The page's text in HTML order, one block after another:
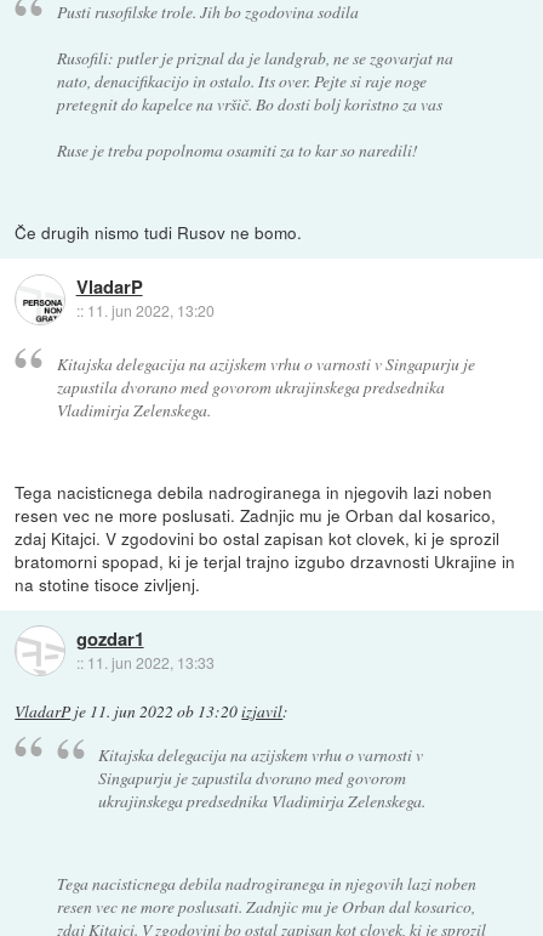
Pusti rusofilske trole. Jih bo zgodovina sodila
Rusofili: putler je priznal da je landgrab, ne se zgovarjat na
nato, denacifikacijo in ostalo. Its over. Pejte si raje noge
pretegnit do kapelce na vršič. Bo dosti bolj koristno za vas
Ruse je treba popolnoma osamiti za to kar so naredili!
Če drugih nismo tudi Rusov ne bomo.
VladarP
:: 11. jun 2022, 13:20
Kitajska delegacija na azijskem vrhu o varnosti v Singapurju je
zapustila dvorano med govorom ukrajinskega predsednika
Vladimirja Zelenskega.
Tega nacisticnega debila nadrogiranega in njegovih lazi noben
resen vec ne more poslusati. Zadnjic mu je Orban dal kosarico,
zdaj Kitajci. V zgodovini bo ostal zapisan kot clovek, ki je sprozil
bratomorni spopad, ki je terjal trajno izgubo drzavnosti Ukrajine in
na stotine tisoce zivljenj.
gozdar1
:: 11. jun 2022, 13:33
VladarP je 11. jun 2022 ob 13:20izjavil:
Kitajska delegacija na azijskem vrhu o varnosti v
Singapurju je zapustila dvorano med govorom
ukrajinskega predsednika Vladimirja Zelenskega.
Tega nacisticnega debila nadrogiranega in njegovih lazi noben
resen vec ne more poslusati. Zadnjic mu je Orban dal kosarico,
zdaj Kitajci. V zgodovini bo ostal zapisan kot clovek, ki je sprozil